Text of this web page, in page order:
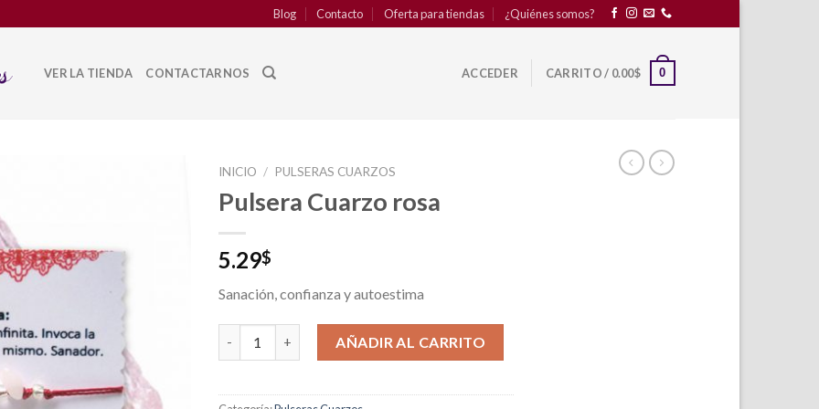
Blog Contacto Oferta para tiendas ¿Quiénes somos?
VER LA TIENDA CONTACTARNOS ACCEDER CARRITO / 0.00$ 0
INICIO / PULSERAS CUARZOS
Pulsera Cuarzo rosa
5.29$
Sanación, confianza y autoestima
Pulsera Cuarzo rosa cantidadAÑADIR AL CARRITO